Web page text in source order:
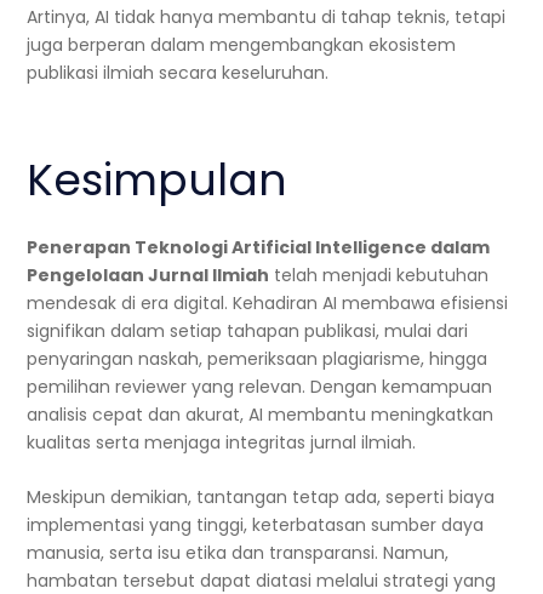
Artinya, AI tidak hanya membantu di tahap teknis, tetapi
juga berperan dalam mengembangkan ekosistem
publikasi ilmiah secara keseluruhan.
Kesimpulan
Penerapan Teknologi Artificial Intelligence dalam
Pengelolaan Jurnal Ilmiah telah menjadi kebutuhan
mendesak di era digital. Kehadiran AI membawa efisiensi
signifikan dalam setiap tahapan publikasi, mulai dari
penyaringan naskah, pemeriksaan plagiarisme, hingga
pemilihan reviewer yang relevan. Dengan kemampuan
analisis cepat dan akurat, AI membantu meningkatkan
kualitas serta menjaga integritas jurnal ilmiah.
Meskipun demikian, tantangan tetap ada, seperti biaya
implementasi yang tinggi, keterbatasan sumber daya
manusia, serta isu etika dan transparansi. Namun,
hambatan tersebut dapat diatasi melalui strategi yang